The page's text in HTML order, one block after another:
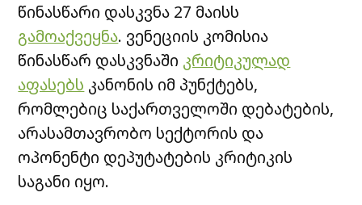
წინასწარი დასკვნა 27 მაისს
გამოაქვეყნა. ვენეციის კომისია
წინასწარ დასკვნაში კრიტიკულად
აფასებს კანონის იმ პუნქტებს,
რომლებიც საქართველოში დებატების,
არასამთავრობო სექტორის და
ოპონენტი დეპუტატების კრიტიკის
საგანი იყო.